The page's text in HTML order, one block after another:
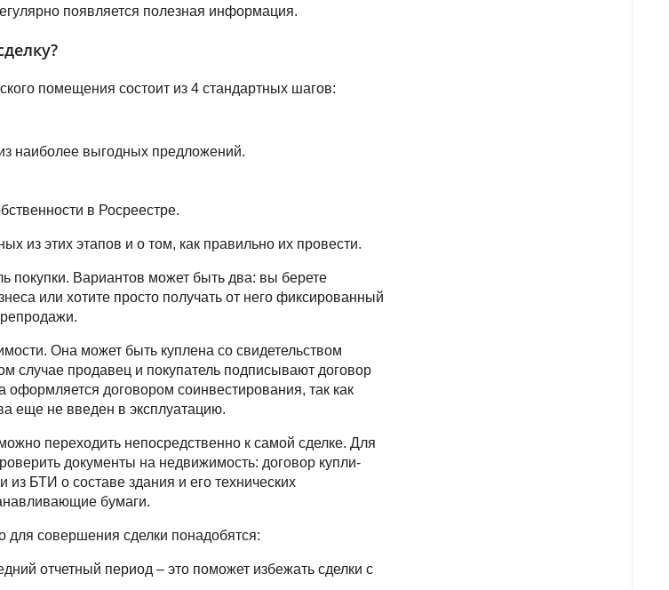
появляется полезная информация.
помещения состоит из 4 стандартных шагов:
наиболее выгодных предложений.
в Росреестре.
из этих этапов и о том, как правильно их провести.
покупки. Вариантов может быть два: вы берете
или хотите просто получать от него фиксированный
Она может быть куплена со свидетельством
случае продавец и покупатель подписывают договор
оформляется договором соинвестирования, так как
еще не введен в эксплуатацию.
переходить непосредственно к самой сделке. Для
документы на недвижимость: договор купли-
БТИ о составе здания и его технических
бумаги.
для совершения сделки понадобятся:
отчетный период – это поможет избежать сделки с